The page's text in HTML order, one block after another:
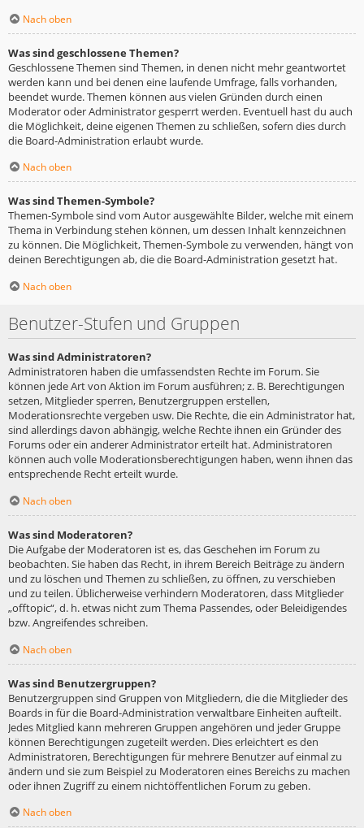
Nach oben
Was sind geschlossene Themen?
Geschlossene Themen sind Themen, in denen nicht mehr geantwortet
werden kann und bei denen eine laufende Umfrage, falls vorhanden,
beendet wurde. Themen können aus vielen Gründen durch einen
Moderator oder Administrator gesperrt werden. Eventuell hast du auch
die Möglichkeit, deine eigenen Themen zu schließen, sofern dies durch
die Board-Administration erlaubt wurde.
Nach oben
Was sind Themen-Symbole?
Themen-Symbole sind vom Autor ausgewählte Bilder, welche mit einem
Thema in Verbindung stehen können, um dessen Inhalt kennzeichnen
zu können. Die Möglichkeit, Themen-Symbole zu verwenden, hängt von
deinen Berechtigungen ab, die die Board-Administration gesetzt hat.
Nach oben
Benutzer-Stufen und Gruppen
Was sind Administratoren?
Administratoren haben die umfassendsten Rechte im Forum. Sie
können jede Art von Aktion im Forum ausführen; z. B. Berechtigungen
setzen, Mitglieder sperren, Benutzergruppen erstellen,
Moderationsrechte vergeben usw. Die Rechte, die ein Administrator hat,
sind allerdings davon abhängig, welche Rechte ihnen ein Gründer des
Forums oder ein anderer Administrator erteilt hat. Administratoren
können auch volle Moderationsberechtigungen haben, wenn ihnen das
entsprechende Recht erteilt wurde.
Nach oben
Was sind Moderatoren?
Die Aufgabe der Moderatoren ist es, das Geschehen im Forum zu
beobachten. Sie haben das Recht, in ihrem Bereich Beiträge zu ändern
und zu löschen und Themen zu schließen, zu öffnen, zu verschieben
und zu teilen. Üblicherweise verhindern Moderatoren, dass Mitglieder
„offtopic“, d. h. etwas nicht zum Thema Passendes, oder Beleidigendes
bzw. Angreifendes schreiben.
Nach oben
Was sind Benutzergruppen?
Benutzergruppen sind Gruppen von Mitgliedern, die die Mitglieder des
Boards in für die Board-Administration verwaltbare Einheiten aufteilt.
Jedes Mitglied kann mehreren Gruppen angehören und jeder Gruppe
können Berechtigungen zugeteilt werden. Dies erleichtert es den
Administratoren, Berechtigungen für mehrere Benutzer auf einmal zu
ändern und sie zum Beispiel zu Moderatoren eines Bereichs zu machen
oder ihnen Zugriff zu einem nichtöffentlichen Forum zu geben.
Nach oben